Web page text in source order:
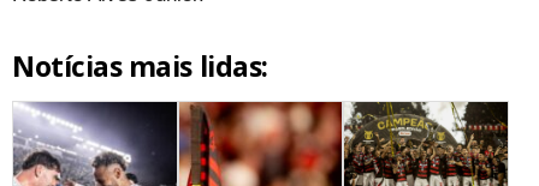
Notícias mais lidas: